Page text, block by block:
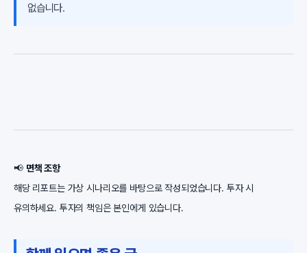
없습니다.
📢 면책 조항
해당 리포트는 가상 시나리오를 바탕으로 작성되었습니다. 투자 시
유의하세요. 투자의 책임은 본인에게 있습니다.